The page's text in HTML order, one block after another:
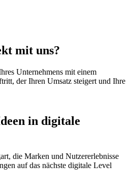
mit uns?
Unternehmens mit einem
der Ihren Umsatz steigert und Ihre
in digitale
die Marken und Nutzererlebnisse
auf das nächste digitale Level